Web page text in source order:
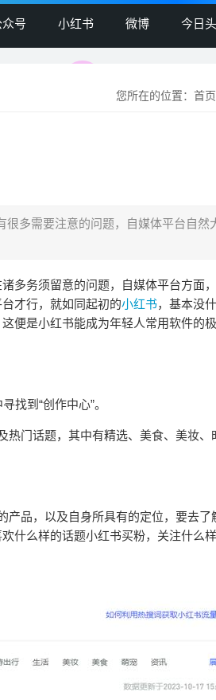
众号 小红书 微博 今日
您所在的位置： 首页
多需要注意的问题，自媒体平台自然
多务须留意的问题，自媒体平台方面
才行，就如同起初的小红书，基本没
便是小红书能成为年轻人常用软件的
找到“创作中心”。
热门话题，其中有精选、美食、美妆、
品，以及自身所具有的定位，要去了
什么样的话题小红书买粉，关注什么样